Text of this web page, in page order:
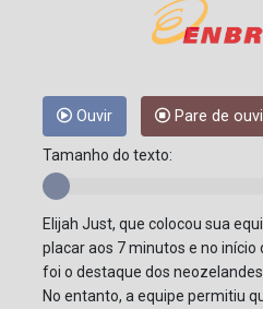
Ouvir Pare de
Tamanho do texto:
Elijah Just, que colocou sua
placar aos 7 minutos e no
foi o destaque dos
No entanto, a equipe permitiu